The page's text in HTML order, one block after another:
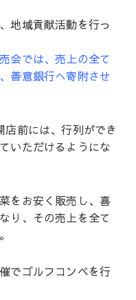
地域貢献活動を行っ
会では、売上の全て
善意銀行へ寄附させ
前には、行列ができ
いただけるようにな
をお安く販売し、喜
り、その売上を全て
でゴルフコンペを行